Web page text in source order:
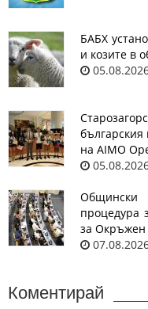
БАБХ
и козите в
на AIMO
процедура
за Окръжен
Коментирай